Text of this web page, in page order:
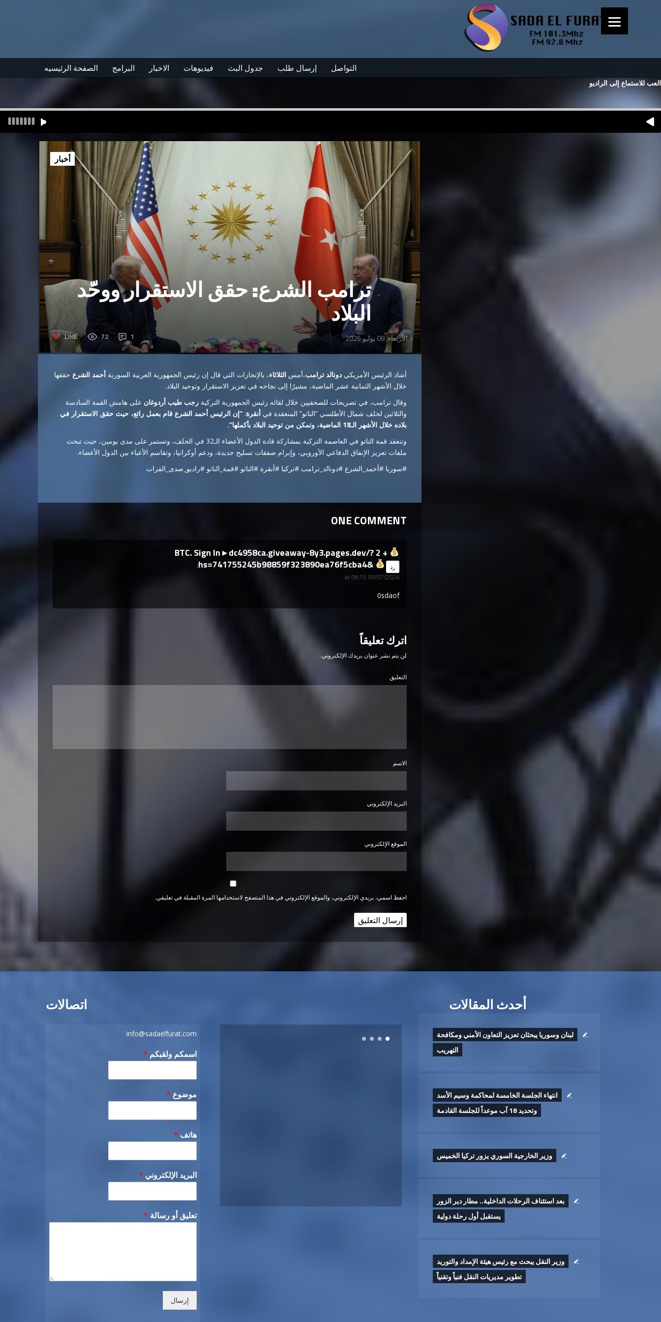
الصفحة الرئيسيه البرامج الاخبار فيديوهات جدول البث إرسال طلب التواصل
العب للاستماع إلى الراديو
ترامب الشرع: حقق الاستقرار ووحّد
البلاد
LIKE 72 1 الأربعاء, 08 يوليو 2026
أخبار
أشاد الرئيس الأمريكي دونالد ترامب،أمس الثلاثاء، بالإنجازات التي قال إن رئيس الجمهورية العربية السورية أحمد الشرع حققها
خلال الأشهر الثمانية عشر الماضية، مشيرًا إلى نجاحه في تعزيز الاستقرار وتوحيد البلاد.
وقال ترامب، في تصريحات للصحفيين خلال لقائه رئيس الجمهورية التركية رجب طيب أردوغان على هامش القمة السادسة
والثلاثين لحلف شمال الأطلسي “الناتو” المنعقدة في أنقرة: “إن الرئيس أحمد الشرع قام بعمل رائع، حيث حقق الاستقرار في
بلاده خلال الأشهر الـ18 الماضية، وتمكن من توحيد البلاد بأكملها”.
وتنعقد قمة الناتو في العاصمة التركية بمشاركة قادة الدول الأعضاء الـ32 في الحلف، وتستمر على مدى يومين، حيث تبحث
ملفات تعزيز الإنفاق الدفاعي الأوروبي، وإبرام صفقات تسليح جديدة، ودعم أوكرانيا، وتقاسم الأعباء بين الدول الأعضاء.
#سوريا #أحمد_الشرع #دونالد_ترامب #تركيا #أنقرة #الناتو #قمة_الناتو #راديو_صدى_الفرات
ONE COMMENT
+ 2 BTC. Sign In ▸ dc4958ca.giveaway-8y3.pages.dev/?
hs=741755245b98859f323890ea76f5cba4&
says:
09/07/2026 at 06:15
رد
0sdaof
اترك تعليقاً
لن يتم نشر عنوان بريدك الإلكتروني.
التعليق
الاسم
البريد الإلكتروني
الموقع الإلكتروني
احفظ اسمي، بريدي الإلكتروني، والموقع الإلكتروني في هذا المتصفح لاستخدامها المرة المقبلة في تعليقي.
اتصالات
info@sadaelfurat.com
اسمكم ولقبكم *
موضوع *
هاتف *
البريد الإلكتروني *
تعليق أو رسالة *
إرسال
أحدث المقالات
لبنان وسوريا يبحثان تعزيز التعاون الأمني ومكافحة
التهريب
انتهاء الجلسة الخامسة لمحاكمة وسيم الأسد
وتحديد 18 آب موعداً للجلسة القادمة
وزير الخارجية السوري يزور تركيا الخميس
بعد استئناف الرحلات الداخلية.. مطار دير الزور
يستقبل أول رحلة دولية
وزير النقل يبحث مع رئيس هيئة الإمداد والتوريد
تطوير ‏مديريات النقل فنياً وتقنياً